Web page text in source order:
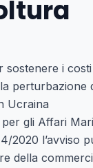
sostenere i
perturbazione
Ucraina
gli Affari
2020 l’avviso
della